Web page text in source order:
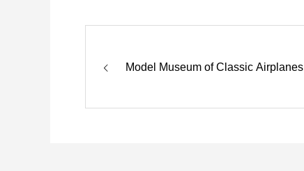
Model Museum of Classic Airplanes